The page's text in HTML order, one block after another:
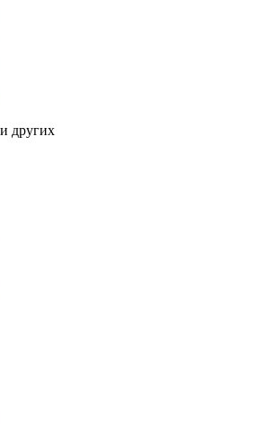
других